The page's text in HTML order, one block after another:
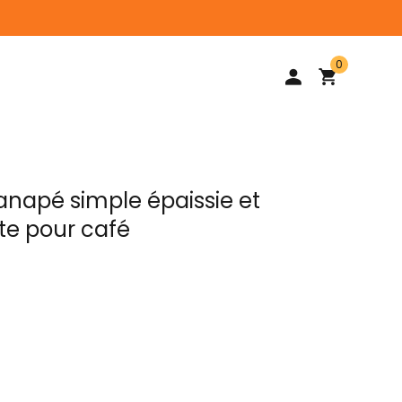
0
simple épaissie et
pour café